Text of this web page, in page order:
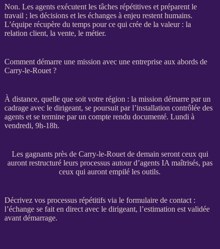
Non. Les agentsexécutent les tâches répétitives et préparent le
travail ; les décisions et les échanges à enjeu restent humains.
L’équipe récupère du temps pour ce qui crée de la valeur : la
relation client, la vente, le métier.
Comment démarre une mission avec une entreprise aux abords de
Carry-le-Rouet ?
À distance, quelle que soit votre région : la mission démarre par un
cadrageavec le dirigeant, se poursuit par l’installation contrôlée des
agentset se termine par un compte rendu documenté. Lundi à
vendredi, 9h-18h.
Les gagnants près de Carry-le-Rouet de demain seront ceux qui
auront restructuré leurs processus autour d’agents IA maîtrisés, pas
ceux qui auront empilé les outils.
Décrivez vos processusrépétitifs via le formulaire de contact:
l’échange se fait en direct avec le dirigeant, l’estimation est validée
avant démarrage.